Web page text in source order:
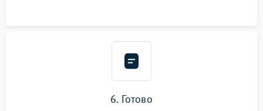
6. Готово